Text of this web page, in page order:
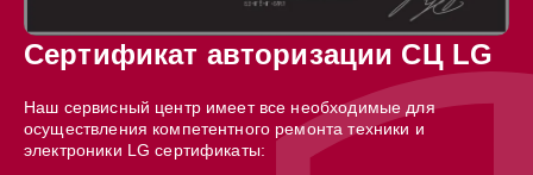
Сертификат авторизации СЦ LG
Наш сервисный центр имеет все необходимые для
осуществления компетентного ремонта техники и
электроники LG сертификаты: